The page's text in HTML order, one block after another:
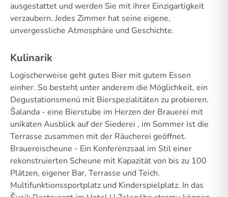
ausgestattet und werden Sie mit ihrer Einzigartigkeit
verzaubern. Jedes Zimmer hat seine eigene,
unvergessliche Atmosphäre und Geschichte.
Kulinarik
Logischerweise geht gutes Bier mit gutem Essen
einher. So besteht unter anderem die Möglichkeit, ein
Degustationsmenü mit Bierspezialitäten zu probieren.
Šalanda - eine Bierstube im Herzen der Brauerei mit
unikaten Ausblick auf der Siederei , im Sommer ist die
Terrasse zusammen mit der Räucherei geöffnet.
Brauereischeune - Ein Konferenzsaal im Stil einer
rekonstruierten Scheune mit Kapazität von bis zu 100
Plätzen, eigener Bar, Terrasse und Teich.
Multifunktionssportplatz und Kinderspielplatz. In das